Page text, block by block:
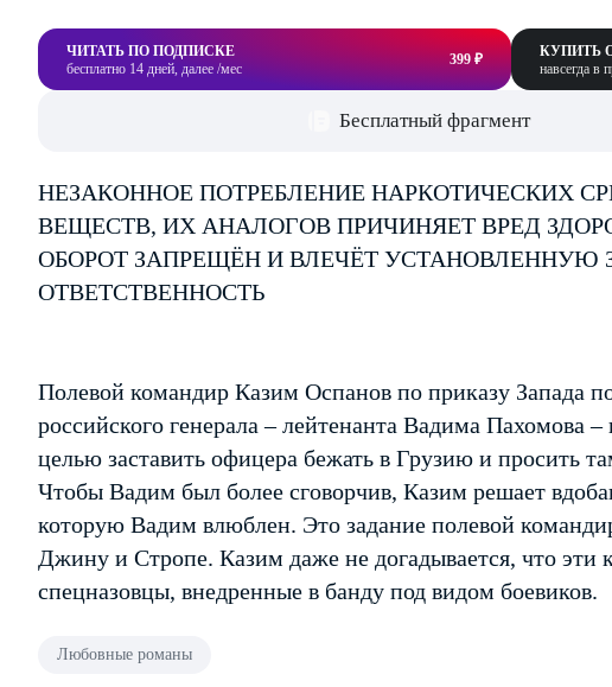
ЧИТАТЬ ПО ПОДПИСКЕ
бесплатно 14 дней, далее /мес
399 ₽
КУПИТЬ
навсегда в
Бесплатный фрагмент
НЕЗАКОННОЕ ПОТРЕБЛЕНИЕ НАРКОТИЧЕСКИХ
ВЕЩЕСТВ, ИХ АНАЛОГОВ ПРИЧИНЯЕТ ВРЕД
ОБОРОТ ЗАПРЕЩЁН И ВЛЕЧЁТ УСТАНОВЛЕННУЮ
ОТВЕТСТВЕННОСТЬ
Полевой командир Казим Оспанов по приказу Запада
российского генерала – лейтенанта Вадима Пахомова
целью заставить офицера бежать в Грузию и просить
Чтобы Вадим был более сговорчив, Казим решает
которую Вадим влюблен. Это задание полевой
Джину и Стропе. Казим даже не догадывается, что эти
спецназовцы, внедренные в банду под видом боевиков.
Любовные романы